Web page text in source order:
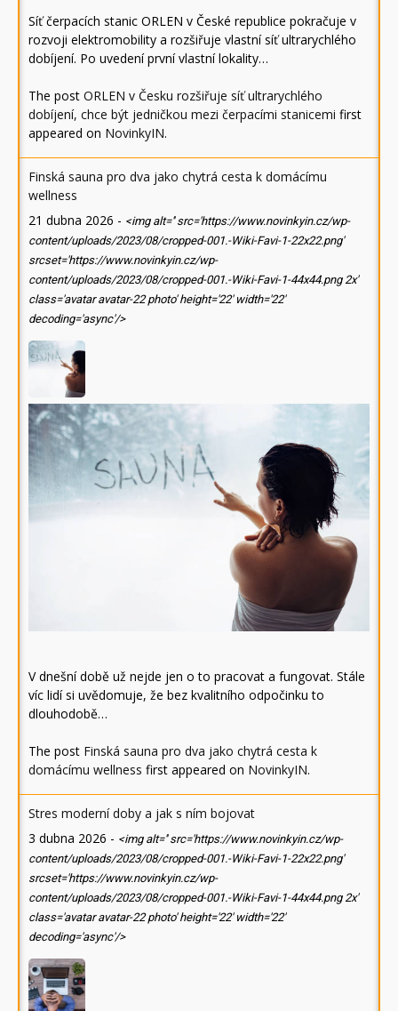
Síť čerpacích stanic ORLEN v České republice pokračuje v
rozvoji elektromobility a rozšiřuje vlastní síť ultrarychlého
dobíjení. Po uvedení první vlastní lokality…
The post ORLEN v Česku rozšiřuje síť ultrarychlého
dobíjení, chce být jedničkou mezi čerpacími stanicemi first
appeared on NovinkyIN.
Finská sauna pro dva jako chytrá cesta k domácímu
wellness
21 dubna 2026 - <img alt='' src='https://www.novinkyin.cz/wp-
content/uploads/2023/08/cropped-001.-Wiki-Favi-1-22x22.png'
srcset='https://www.novinkyin.cz/wp-
content/uploads/2023/08/cropped-001.-Wiki-Favi-1-44x44.png 2x'
class='avatar avatar-22 photo' height='22' width='22'
decoding='async'/>
V dnešní době už nejde jen o to pracovat a fungovat. Stále
víc lidí si uvědomuje, že bez kvalitního odpočinku to
dlouhodobě…
The post Finská sauna pro dva jako chytrá cesta k
domácímu wellness first appeared on NovinkyIN.
Stres moderní doby a jak s ním bojovat
3 dubna 2026 - <img alt='' src='https://www.novinkyin.cz/wp-
content/uploads/2023/08/cropped-001.-Wiki-Favi-1-22x22.png'
srcset='https://www.novinkyin.cz/wp-
content/uploads/2023/08/cropped-001.-Wiki-Favi-1-44x44.png 2x'
class='avatar avatar-22 photo' height='22' width='22'
decoding='async'/>